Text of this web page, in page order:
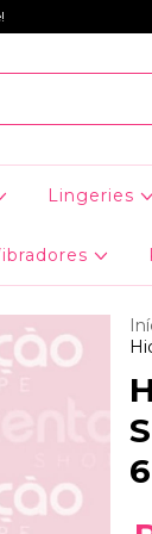
Lingeries